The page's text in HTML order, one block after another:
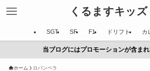
くるますキッズ
SGT SF F1 ドリフト カ
当ブログにはプロモーションが含ま
ホーム ロバンペラ